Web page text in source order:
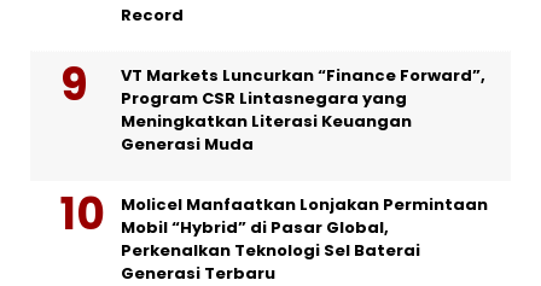
Record
VT Markets Luncurkan “Finance Forward”,
Program CSR Lintasnegara yang
Meningkatkan Literasi Keuangan
Generasi Muda
Molicel Manfaatkan Lonjakan Permintaan
Mobil “Hybrid” di Pasar Global,
Perkenalkan Teknologi Sel Baterai
Generasi Terbaru